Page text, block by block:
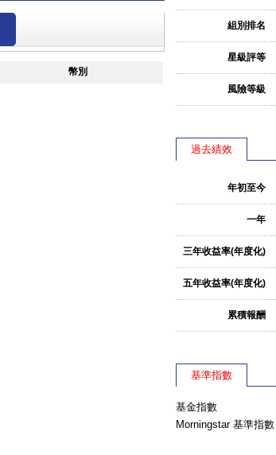
幣別
組別排名
星級評等
風險等級
過去績效
年初至今
一年
三年收益率(年度化)
五年收益率(年度化)
累積報酬
基準指數
基金指數
Morningstar 基準指數